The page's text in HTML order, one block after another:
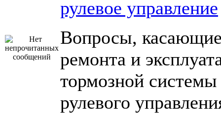
рулевое управление
Вопросы,
ремонта и
тормозной
рулевого